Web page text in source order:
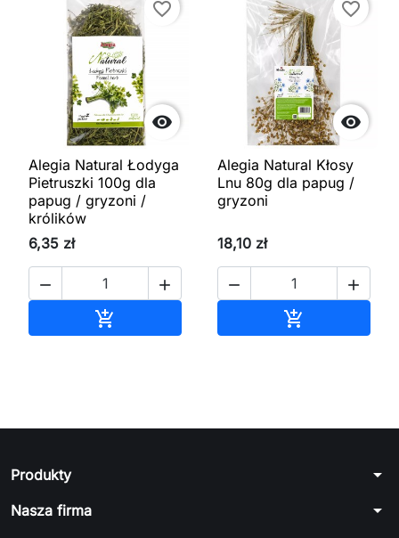

favorite_border
Alegia Natural Łodyga
Pietruszki 100g dla
papug / gryzoni /
królików
6,35 zł
 


favorite_border
Alegia Natural Kłosy
Lnu 80g dla papug /
gryzoni
18,10 zł
 

Produkty arrow_drop_down
Nasza firma arrow_drop_down